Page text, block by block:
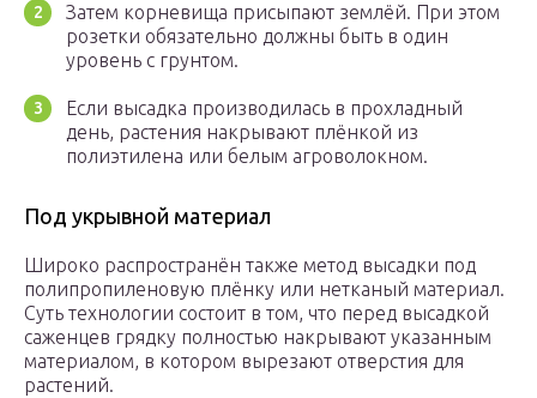
Затем корневища присыпают землёй. При этом
розетки обязательно должны быть в один
уровень с грунтом.
Если высадка производилась в прохладный
день, растения накрывают плёнкой из
полиэтилена или белым агроволокном.
Под укрывной материал
Широко распространён также метод высадки под
полипропиленовую плёнку или нетканый материал.
Суть технологии состоит в том, что перед высадкой
саженцев грядку полностью накрывают указанным
материалом, в котором вырезают отверстия для
растений.